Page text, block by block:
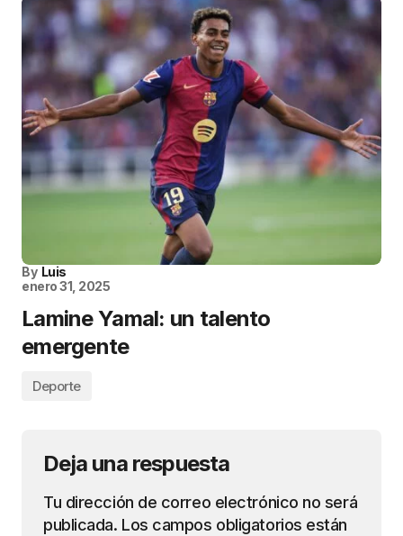
By Luis
enero 31, 2025
Lamine Yamal: un talento
emergente
Deporte
Deja una respuesta
Tu dirección de correo electrónico no será
publicada. Los campos obligatorios están